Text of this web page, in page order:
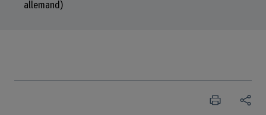
allemand)